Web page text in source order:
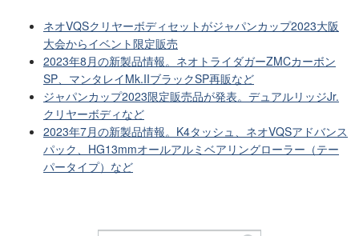
ネオVQSクリヤーボディセットがジャパンカップ2023大阪
大会からイベント限定販売
2023年8月の新製品情報。ネオトライダガーZMCカーボン
SP、マンタレイMk.IIブラックSP再販など
ジャパンカップ2023限定販売品が発表。デュアルリッジJr.
クリヤーボディなど
2023年7月の新製品情報。K4タッシュ、ネオVQSアドバンス
パック、HG13mmオールアルミベアリングローラー（テー
パータイプ）など